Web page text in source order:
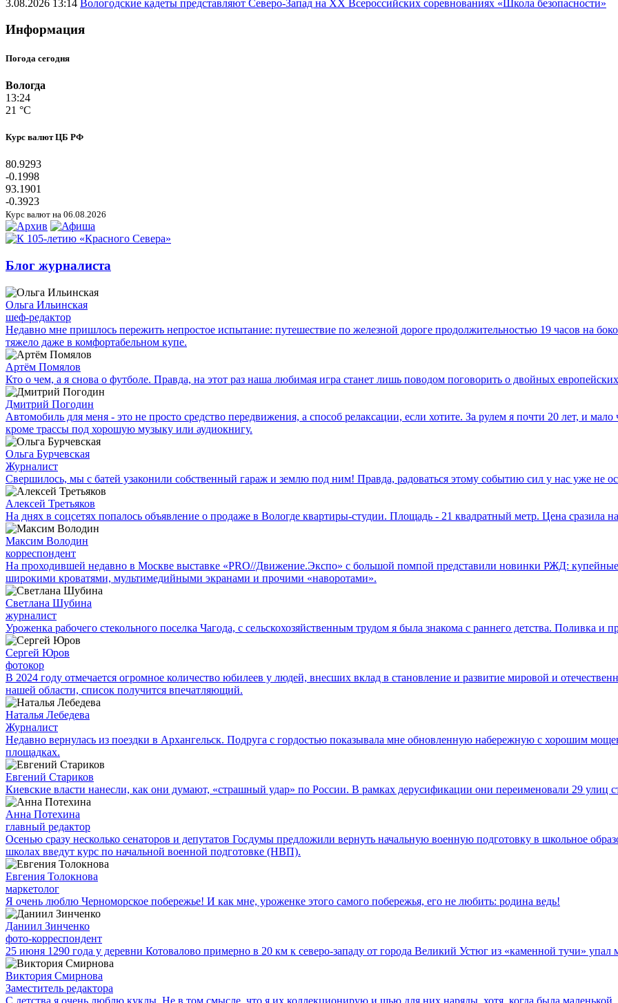
3.08.2026 13:14 Вологодские кадеты представляют Северо-Запад на XX Всероссийских соревнованиях «Школа безопасности»
Информация
Погода сегодня
Вологда
13:24
21 °C
Курс валют ЦБ РФ
80.9293
-0.1998
93.1901
-0.3923
Курс валют на 06.08.2026
Блог журналиста
Ольга Ильинская
шеф-редактор
Недавно мне пришлось пережить непростое испытание: путешествие по железной дороге продолжительностью 19 часов на
тяжело даже в комфортабельном купе.
Артём Помялов
Кто о чем, а я снова о футболе. Правда, на этот раз наша любимая игра станет лишь поводом поговорить о двойных европейских
Дмитрий Погодин
Автомобиль для меня - это не просто средство передвижения, а способ релаксации, если хотите. За рулем я почти 20 лет, и
кроме трассы под хорошую музыку или аудиокнигу.
Ольга Бурчевская
Журналист
Свершилось, мы с батей узаконили собственный гараж и землю под ним! Правда, радоваться этому событию сил у нас уже не
Алексей Третьяков
На днях в соцсетях попалось объявление о продаже в Вологде квартиры-студии. Площадь - 21 квадратный метр. Цена сразила
Максим Володин
корреспондент
На проходившей недавно в Мос­кве выставке «PRO//Движение.Экспо» с большой помпой представили новинки РЖД:
широкими кроватями, мультимедийными экранами и прочими «наворотами».
Светлана Шубина
журналист
Уроженка рабочего стекольного поселка Чагода, с сельскохозяйственным трудом я была знакома с раннего детства. Поливка и
Сергей Юров
фотокор
В 2024 году отмечается огромное количество юбилеев у людей, внесших вклад в становление и развитие мировой и
нашей области, список получится впечатляющий.
Наталья Лебедева
Журналист
Недавно вернулась из поездки в Архангельск. Подруга с гордостью показывала мне обновленную набережную с хорошим
площадках.
Евгений Стариков
Киевские власти нанесли, как они думают, «страшный удар» по России. В рамках дерусификации они переименовали 29
Анна Потехина
главный редактор
Осенью сразу несколько сенаторов и депутатов Госдумы предложили вернуть начальную военную подготовку в школьное
школах введут курс по начальной военной подготовке (НВП).
Евгения Толокнова
маркетолог
Я очень люблю Черноморское побережье! И как мне, уроженке этого самого побережья, его не любить: родина ведь!
Даниил Зинченко
фото-корреспондент
25 июня 1290 года у деревни Котовалово примерно в 20 км к северо-западу от города Великий Устюг из «каменной тучи»
Виктория Смирнова
Заместитель редактора
С детства я очень люблю куклы. Не в том смысле, что я их коллекционирую и шью для них наряды, хотя, когда была